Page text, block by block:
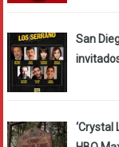
San
‘Crystal